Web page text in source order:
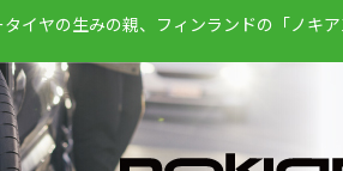
タイヤの生みの親、フィンランドの「ノキ